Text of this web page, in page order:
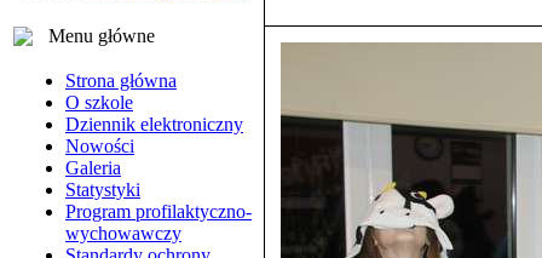
Menu główne
Strona główna
O szkole
Dziennik elektroniczny
Nowości
Galeria
Statystyki
Program profilaktyczno-
wychowawczy